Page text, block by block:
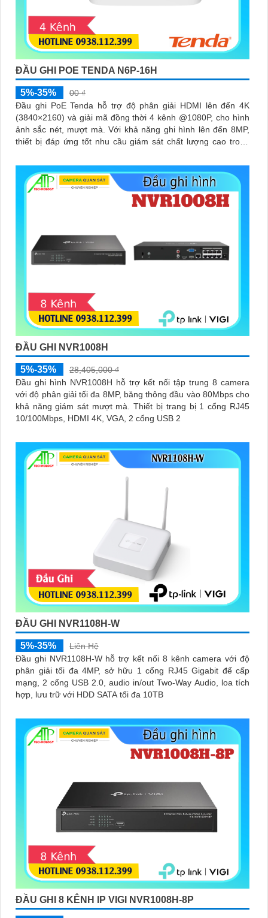
ĐẦU GHI POE TENDA N6P-16H
5%-35%
00 ₫
Đầu ghi PoE Tenda hỗ trợ độ phân giải HDMI lên đến 4K
(3840×2160) và giải mã đồng thời 4 kênh @1080P, cho hình
ảnh sắc nét, mượt mà. Với khả năng ghi hình lên đến 8MP,
thiết bị đáp ứng tốt nhu cầu giám sát chất lượng cao trong
ĐẦU GHI NVR1008H
5%-35%
28,405,000 ₫
Đầu ghi hình NVR1008H hỗ trợ kết nối tập trung 8 camera
với độ phân giải tối đa 8MP, băng thông đầu vào 80Mbps cho
khả năng giám sát mượt mà. Thiết bị trang bị 1 cổng RJ45
10/100Mbps, HDMI 4K, VGA, 2 cổng USB 2
ĐẦU GHI NVR1108H-W
5%-35%
Liên Hệ
Đầu ghi NVR1108H-W hỗ trợ kết nối 8 kênh camera với độ
phân giải tối đa 4MP, sở hữu 1 cổng RJ45 Gigabit để cấp
mạng, 2 cổng USB 2.0, audio in/out Two-Way Audio, loa tích
hợp, lưu trữ với HDD SATA tối đa 10TB
ĐẦU GHI 8 KÊNH IP VIGI NVR1008H-8P